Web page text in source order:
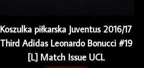
Koszulka piłkarska Juventus 2016/17
Third Adidas Leonardo Bonucci #19
[L] Match Issue UCL